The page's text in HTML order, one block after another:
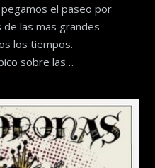
el paseo por
de las mas grandes
los tiempos.
sobre las…